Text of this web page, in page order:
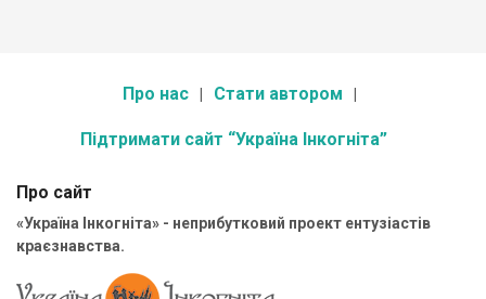
Про нас Стати автором
Підтримати сайт “Україна Інкогніта”
Про сайт
«Україна Інкогніта» - неприбутковий проект ентузіастів
краєзнавства.